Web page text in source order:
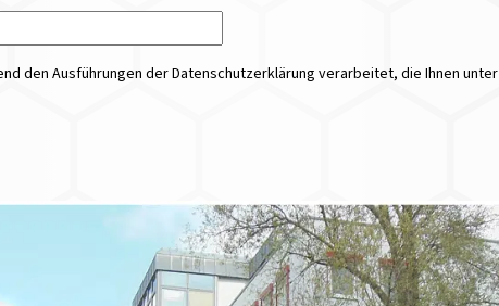
den Ausführungen der Datenschutzerklärung verarbeitet, die Ihnen unter